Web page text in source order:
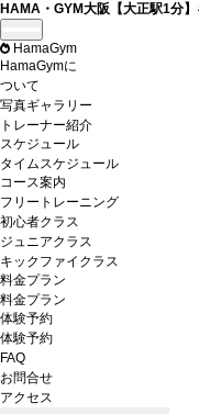
HAMA・GYM大阪【大正駅1分
navigation
HamaGym
HamaGymに
ついて
写真ギャラリー
トレーナー紹介
スケジュール
タイムスケジュール
コース案内
フリートレーニング
初心者クラス
ジュニアクラス
キックファイクラス
料金プラン
料金プラン
体験予約
体験予約
FAQ
お問合せ
アクセス